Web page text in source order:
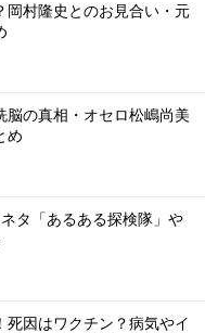
岡村隆史とのお見合い・元
の真相・オセロ松嶋尚美
め
タ「あるある探検隊」や
因はワクチン？病気やイ